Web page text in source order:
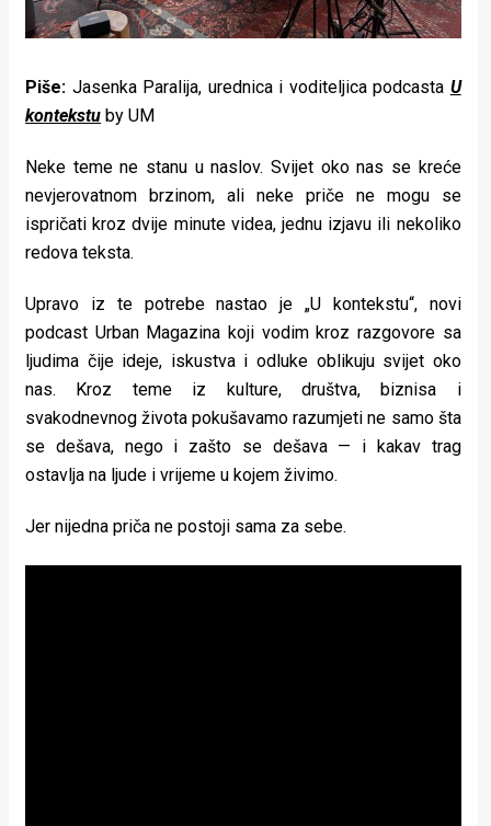
Zdravlje
stolom
u
pokretu
koje
rade
Urban
Places
Piše: Jasenka Paralija, urednica i voditeljica podcasta U
kontekstu by UM
Neke teme ne stanu u naslov. Svijet oko nas se kreće
nevjerovatnom brzinom, ali neke priče ne mogu se
ispričati kroz dvije minute videa, jednu izjavu ili nekoliko
redova teksta.
Upravo iz te potrebe nastao je „U kontekstu“, novi
podcast Urban Magazina koji vodim kroz razgovore sa
ljudima čije ideje, iskustva i odluke oblikuju svijet oko
nas. Kroz teme iz kulture, društva, biznisa i
svakodnevnog života pokušavamo razumjeti ne samo šta
se dešava, nego i zašto se dešava — i kakav trag
ostavlja na ljude i vrijeme u kojem živimo.
Jer nijedna priča ne postoji sama za sebe.